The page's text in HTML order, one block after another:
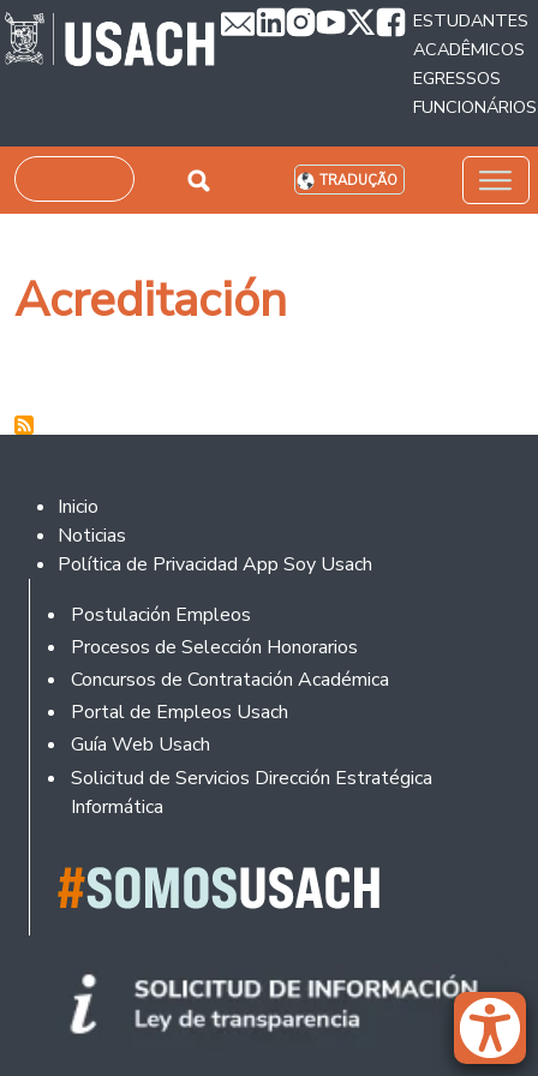
Passar para o conteúdo principal
ESTUDANTES
ACADÊMICOS
EGRESSOS
FUNCIONÁRIOS
Pesquisar TRADUÇÃO
Acreditación
Footer 2
Inicio
Noticias
Política de Privacidad App Soy Usach
Rodapé
Postulación Empleos
Procesos de Selección Honorarios
Concursos de Contratación Académica
Portal de Empleos Usach
Guía Web Usach
Solicitud de Servicios Dirección Estratégica
Informática